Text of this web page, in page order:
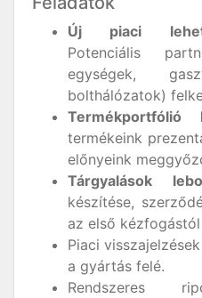
Új piaci
Potenciális
egységek,
bolthálózatok)
Termékportfólió
termékeink
előnyeink
Tárgyalások
készítése,
az első
Piaci
a gyártás felé.
Rendszeres